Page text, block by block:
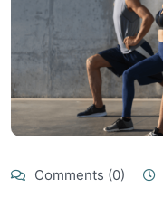
Comments (0)